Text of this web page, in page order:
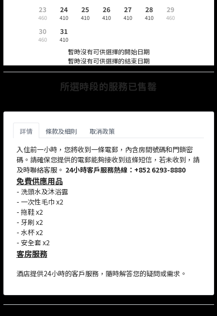
23
460
24
410
25
410
26
410
27
410
28
410
29
460
30
460
31
410
暫時沒有可供選擇的開始日期
暫時沒有可供選擇的結束日期
所選時段的服務已售罄
詳情 條款及細則 取消政策
入住前一小時，您將收到一條電郵，內含房間號碼和門鎖密
碼。請確保您提供的電郵能夠接收到這條短信，若未收到，請
及時聯絡客服。 24小時客戶服務熱線：+852 6293-8880
免費供應用品
- 洗頭水及沐浴露
- 一次性毛巾 x2
- 拖鞋 x2
- 牙刷 x2
- 水杯 x2
- 安全套 x2
客房服務
酒店提供24小時的客戶服務，隨時解答您的疑問或需求。